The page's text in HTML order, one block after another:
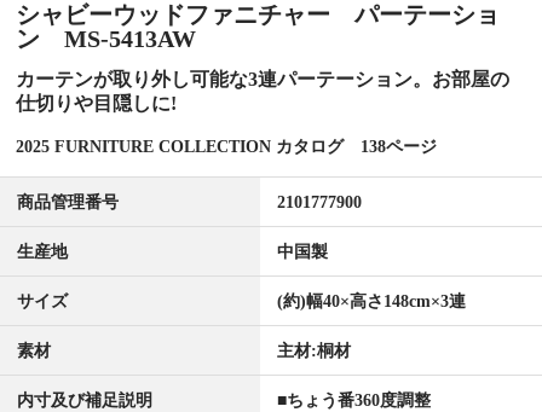
シャビーウッドファニチャー パーテーショ
ン MS-5413AW
カーテンが取り外し可能な3連パーテーション。お部屋の
仕切りや目隠しに!
2025 FURNITURE COLLECTION カタログ 138ページ
商品管理番号 2101777900
生産地 中国製
サイズ (約)幅40×高さ148cm×3連
素材 主材:桐材
内寸及び補足説明
■ちょう番360度調整